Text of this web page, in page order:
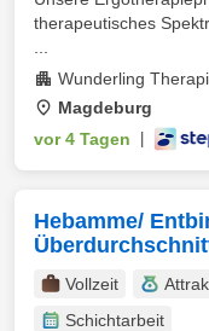
therapeutisches
Wunderling
Magdeburg
vor 4 Tagen
Hebamme/
Vollzeit
Schichtarbeit